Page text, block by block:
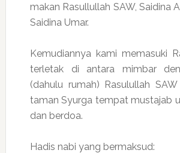
makan Rasullullah SAW, Saidina
Saidina Umar.
Kemudiannya kami memasuki
terletak di antara mimbar
(dahulu rumah) Rasulullah
taman Syurga tempat mustajab
dan berdoa.
Hadis nabi yang bermaksud: